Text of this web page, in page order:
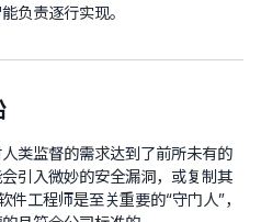
负责逐行实现。
类监督的需求达到了前所未有的
引入微妙的安全漏洞，或复制其
工程师是至关重要的“守门人”，